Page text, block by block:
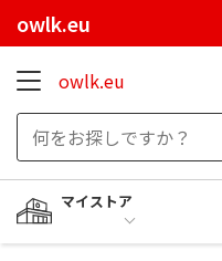
owlk.eu
owlk.eu
マイストア